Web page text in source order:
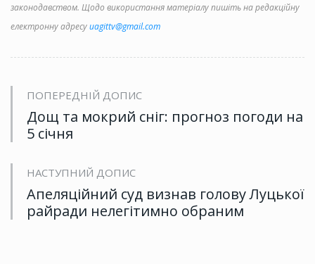
законодавством. Щодо використання матеріалу пишіть на редакційну
електронну адресуuagittv@gmail.com
ПОПЕРЕДНІЙ ДОПИС
Дощ та мокрий сніг: прогноз погоди на
5 січня
НАСТУПНИЙ ДОПИС
Апеляційний суд визнав голову Луцької
райради нелегітимно обраним